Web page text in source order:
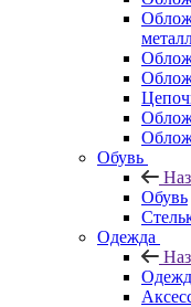
Обувь
Обувь
Одежда